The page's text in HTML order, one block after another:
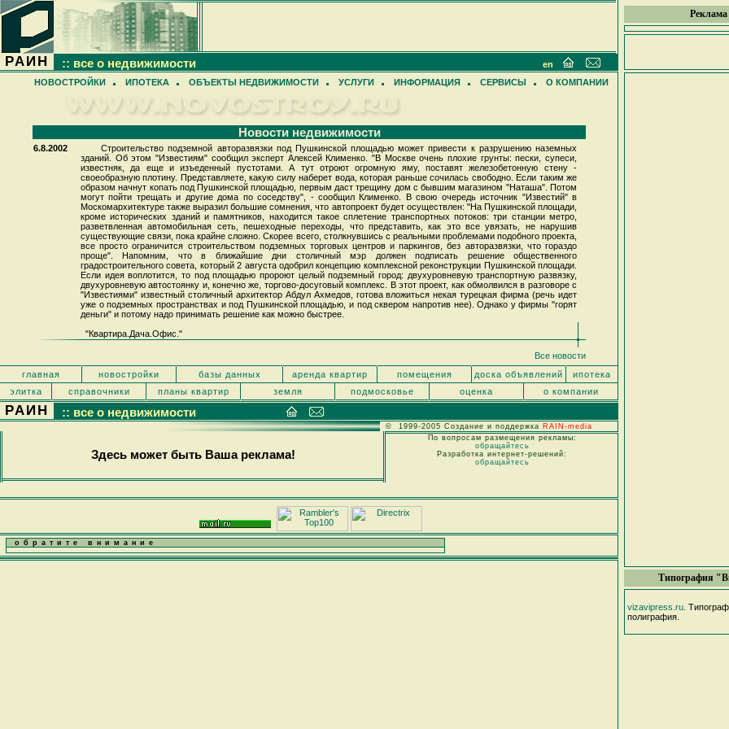
Реклама
Типография
vizavipress.ru .
полиграфия.
РАИН :: все о недвижимости
en
НОВОСТРОЙКИ
ИПОТЕКА ОБЪЕКТЫ НЕДВИЖИМОСТИ УСЛУГИ ИНФОРМАЦИЯ СЕРВИСЫ О КОМПАНИИ
Новости недвижимости
6.8.2002
Строительство подземной авторазвязки под Пушкинской площадью может привести к разрушению наземных
зданий. Об этом "Известиям" сообщил эксперт Алексей Клименко. "В Москве очень плохие грунты: пески, супеси,
известняк, да еще и изъеденный пустотами. А тут отроют огромную яму, поставят железобетонную стену -
своеобразную плотину. Представляете, какую силу наберет вода, которая раньше сочилась свободно. Если таким же
образом начнут копать под Пушкинской площадью, первым даст трещину дом с бывшим магазином "Наташа". Потом
могут пойти трещать и другие дома по соседству", - сообщил Клименко. В свою очередь источник "Известий" в
Москомархитектуре также выразил большие сомнения, что автопроект будет осуществлен: "На Пушкинской площади,
кроме исторических зданий и памятников, находится такое сплетение транспортных потоков: три станции метро,
разветвленная автомобильная сеть, пешеходные переходы, что представить, как это все увязать, не нарушив
существующие связи, пока крайне сложно. Скорее всего, столкнувшись с реальными проблемами подобного проекта,
все просто ограничится строительством подземных торговых центров и паркингов, без авторазвязки, что гораздо
проще". Напомним, что в ближайшие дни столичный мэр должен подписать решение общественного
градостроительного совета, который 2 августа одобрил концепцию комплексной реконструкции Пушкинской площади.
Если идея воплотится, то под площадью пророют целый подземный город: двухуровневую транспортную развязку,
двухуровневую автостоянку и, конечно же, торгово-досуговый комплекс. В этот проект, как обмолвился в разговоре с
"Известиями" известный столичный архитектор Абдул Ахмедов, готова вложиться некая турецкая фирма (речь идет
уже о подземных пространствах и под Пушкинской площадью, и под сквером напротив нее). Однако у фирмы "горят
деньги" и потому надо принимать решение как можно быстрее.
"Квартира.Дача.Офис."
Все новости
главная
новостройки базы данных аренда квартир помещения доска объявлений
ипотека
элитка
справочники планы квартир земля подмосковье оценка о компании
РАИН :: все о недвижимости
© 1999-2005 Создание и поддержка RAIN-media
Здесь может быть Ваша реклама!
По вопросам размещения рекламы:
обращайтесь
Разработка интернет-решений:
обращайтесь
обратите внимание